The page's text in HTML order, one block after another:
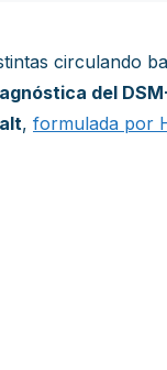
circulando
del
, formulada por